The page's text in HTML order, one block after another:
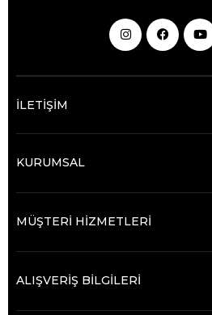
İLETİŞİM
KURUMSAL
MÜŞTERİ HİZMETLERİ
ALIŞVERİŞ BİLGİLERİ